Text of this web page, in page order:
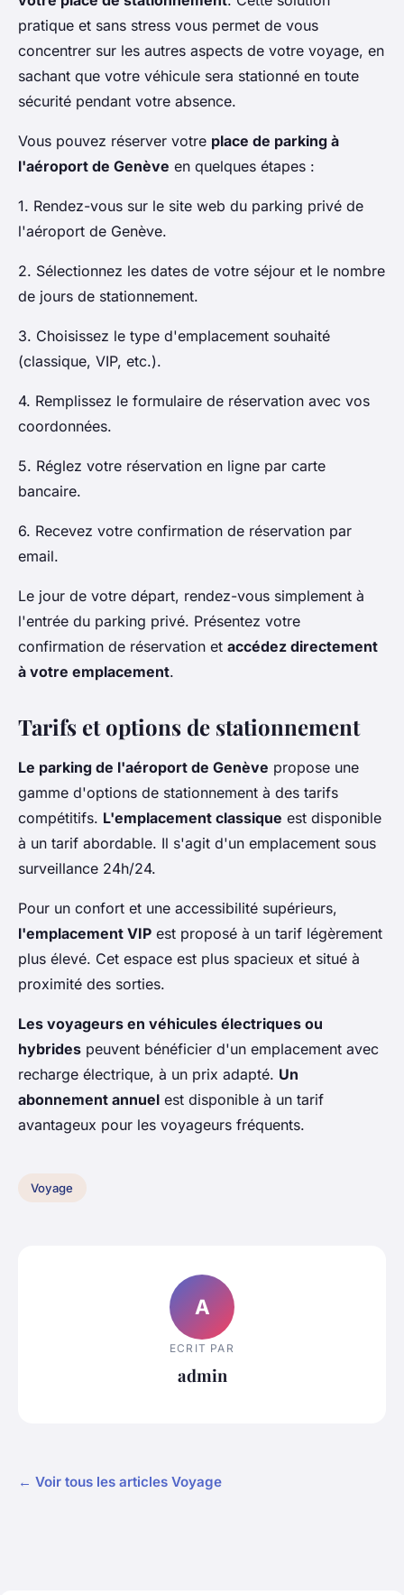
pratique et sans stress vous permet de vous
concentrer sur les autres aspects de votre voyage, en
sachant que votre véhicule sera stationné en toute
sécurité pendant votre absence.
Vous pouvez réserver votre place de parking à
l'aéroport de Genève en quelques étapes :
1. Rendez-vous sur le site web du parking privé de
l'aéroport de Genève.
2. Sélectionnez les dates de votre séjour et le nombre
de jours de stationnement.
3. Choisissez le type d'emplacement souhaité
(classique, VIP, etc.).
4. Remplissez le formulaire de réservation avec vos
coordonnées.
5. Réglez votre réservation en ligne par carte
bancaire.
6. Recevez votre confirmation de réservation par
email.
Le jour de votre départ, rendez-vous simplement à
l'entrée du parking privé. Présentez votre
confirmation de réservation et accédez directement
à votre emplacement.
Tarifs et options de stationnement
Le parking de l'aéroport de Genève propose une
gamme d'options de stationnement à des tarifs
compétitifs. L'emplacement classique est disponible
à un tarif abordable. Il s'agit d'un emplacement sous
surveillance 24h/24.
Pour un confort et une accessibilité supérieurs,
l'emplacement VIP est proposé à un tarif légèrement
plus élevé. Cet espace est plus spacieux et situé à
proximité des sorties.
Les voyageurs en véhicules électriques ou
hybrides peuvent bénéficier d'un emplacement avec
recharge électrique, à un prix adapté. Un
abonnement annuel est disponible à un tarif
avantageux pour les voyageurs fréquents.
Voyage
A
ECRIT PAR
admin
← Voir tous les articles Voyage